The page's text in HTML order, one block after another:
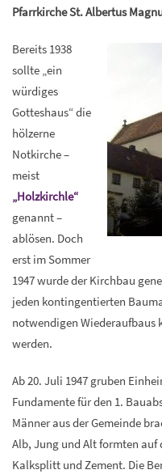
Pfarrkirche St. Albertus
Bereits 1938
sollte „ein
würdiges
Gotteshaus“ die
hölzerne
Notkirche –
meist
„Holzkirchle“
genannt –
ablösen. Doch
erst im Sommer
1947 wurde der Kirchbau
jeden kontingentierten
notwendigen Wiederaufbaus
werden.
Ab 20. Juli 1947 gruben
Fundamente für den 1.
Männer aus der Gemeinde
Alb, Jung und Alt formten
Kalksplitt und Zement. Die